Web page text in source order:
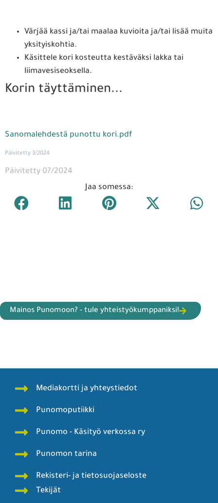
Värjää kassi ja/tai maalaa kuvioita ja/tai lisää muita
yksityiskohtia.
Käsittele kori kosteutta kestäväksi lakka tai
liimavesiseoksella.
Korin täyttäminen...
Sanomalehdestä punottu kori.pdf
Päivitetty 3/2024
Päivitetty 07/2024
Jaa somessa:
Mainos Punomoon? - tule yhteistyökumppaniksi!
Mediakortti ja yhteystiedot
Punomoputiikki
Punomo - Käsityö verkossa ry
Punomon tarina
Rekisteri- ja tietosuojaseloste
Tekijät